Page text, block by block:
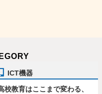
ICT機器
校教育はここまで変わる、